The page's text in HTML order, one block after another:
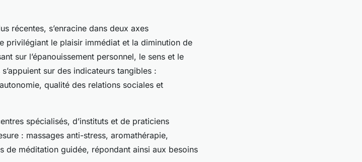
récentes, s’enracine dans deux axes
privilégiant le plaisir immédiat et la diminution de
sur l’épanouissement personnel, le sens et le
sur des indicateurs tangibles :
qualité des relations sociales et
spécialisés, d’instituts et de praticiens
: massages anti-stress, aromathérapie,
de méditation guidée, répondant ainsi aux besoins